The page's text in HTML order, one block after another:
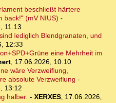
beschließt härtere
back!" (mV NIUS) -
11:13
lediglich Blendgranaten, und
12:33
eine Mehrheit im
, 17.06.2026, 10:10
wäre Verzweiflung,
absolute Verzweiflung -
13:12
halber. - XERXES, 17.06.2026,